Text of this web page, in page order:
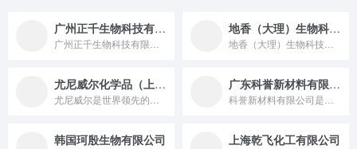
广州正千生物科技有限公司 地香（大理）生物科技有限公司
尤尼威尔化学品（上海）有限公司 广东科誉新材料有限公司
韩国珂殷生物有限公司 上海乾飞化工有限公司